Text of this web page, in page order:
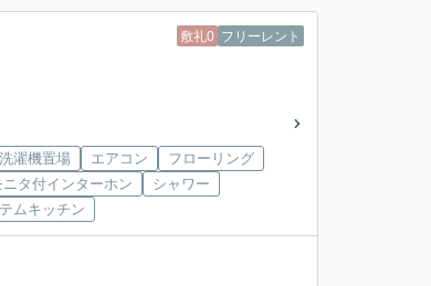
敷礼0 フリーレント
濯機置場 エアコン
フローリング
タ付インターホン
シャワー
ムキッチン